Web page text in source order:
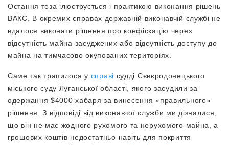
Остання теза ілюструється і практикою виконання рішень
ВАКС. В окремих справах державній виконавчій службі не
вдалося виконати рішення про конфіскацію через
відсутність майна засуджених або відсутність доступу до
майна на тимчасово окупованих територіях.
Саме так трапилося у справі судді Сєвєродонецького
міського суду Луганської області, якого засудили за
одержання $4000 хабаря за винесення «правильного»
рішення. З відповіді від виконавчої служби ми дізналися,
що він не має жодного рухомого та нерухомого майна, а
грошових коштів недостатньо навіть для покриття